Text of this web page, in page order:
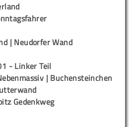
| Neudorfer Wand
- Linker Teil
| Buchensteinchen
Gedenkweg